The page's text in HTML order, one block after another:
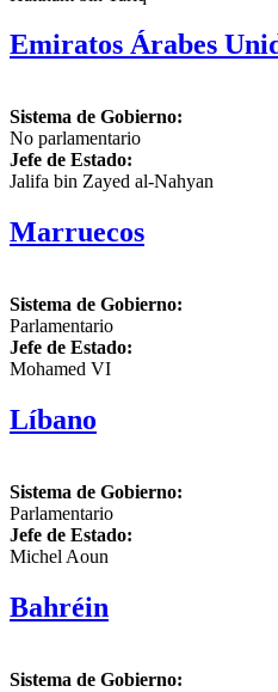
Emiratos Árabes
Sistema de Gobierno:
No parlamentario
Jefe de Estado:
Jalifa bin Zayed al-Nahyan
Marruecos
Sistema de Gobierno:
Parlamentario
Jefe de Estado:
Mohamed VI
Líbano
Sistema de Gobierno:
Parlamentario
Jefe de Estado:
Michel Aoun
Bahréin
Sistema de Gobierno: